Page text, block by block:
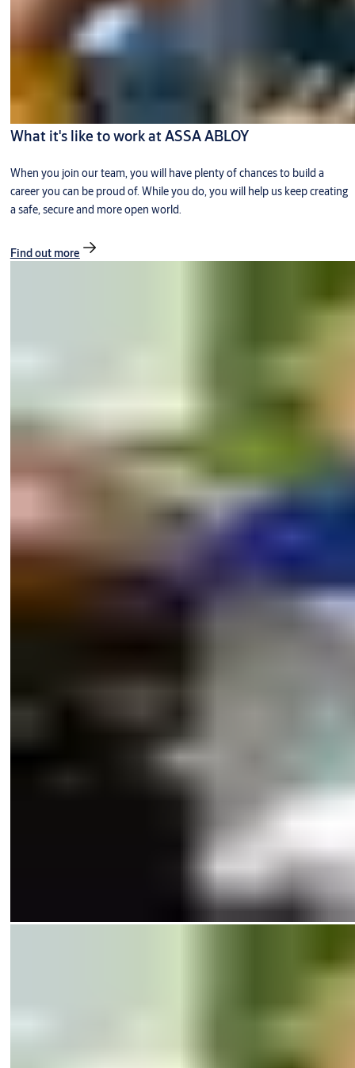
What it's like to work at ASSA ABLOY
When you join our team, you will have plenty of chances to build a
career you can be proud of. While you do, you will help us keep creating
a safe, secure and more open world.
Find out more